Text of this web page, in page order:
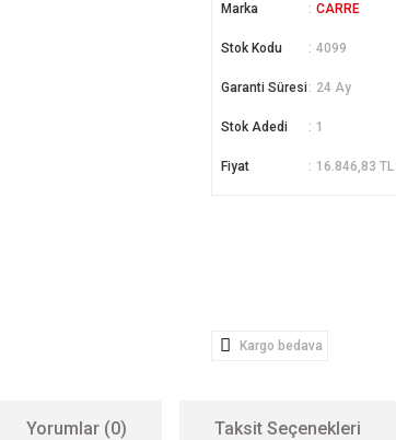
Marka CARRE
Stok Kodu 4099
Garanti Süresi 24 Ay
Stok Adedi 1
Fiyat 16.846,83 TL
Kargo bedava
Yorumlar (0) Taksit Seçenekleri